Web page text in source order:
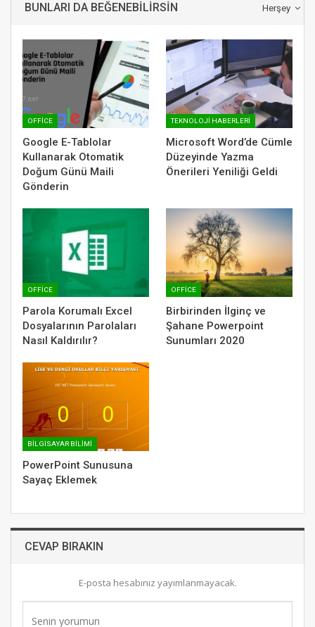
Herşey
BUNLARI DA BEĞENEBILIRSIN
OFFICE
Google E-Tablolar
Kullanarak Otomatik
Doğum Günü Maili
Gönderin
TEKNOLOJI HABERLERI
Microsoft Word’de Cümle
Düzeyinde Yazma
Önerileri Yeniliği Geldi
OFFICE
Parola Korumalı Excel
Dosyalarının Parolaları
Nasıl Kaldırılır?
OFFICE
Birbirinden İlginç ve
Şahane Powerpoint
Sunumları 2020
BILGISAYAR BILIMI
PowerPoint Sunusuna
Sayaç Eklemek
CEVAP BIRAKIN
E-posta hesabınız yayımlanmayacak.